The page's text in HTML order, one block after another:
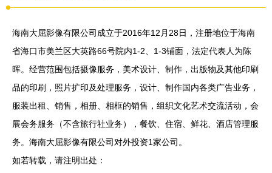
海南大屈影像有限公司成立于2016年12月28日，注册地位于海南
省海口市美兰区大英路66号院内1-2、1-3铺面，法定代表人为陈
晖。经营范围包括摄像服务，美术设计、制作，出版物及其他印刷
品的印刷，照片扩印及处理服务，设计、制作国内各类广告业务，
服装出租、销售，相册、相框的销售，组织文化艺术交流活动，会
展会务服务（不含旅行社业务），餐饮、住宿、鲜花、酒店管理服
务。海南大屈影像有限公司对外投资1家公司。
如若转载，请注明出处：